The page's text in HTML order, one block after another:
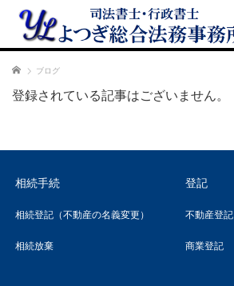
ホーム ブログ
登録されている記事はございません。
相続手続
相続登記（不動産の名義変更）
相続放棄
登記
不動産登記
商業登記